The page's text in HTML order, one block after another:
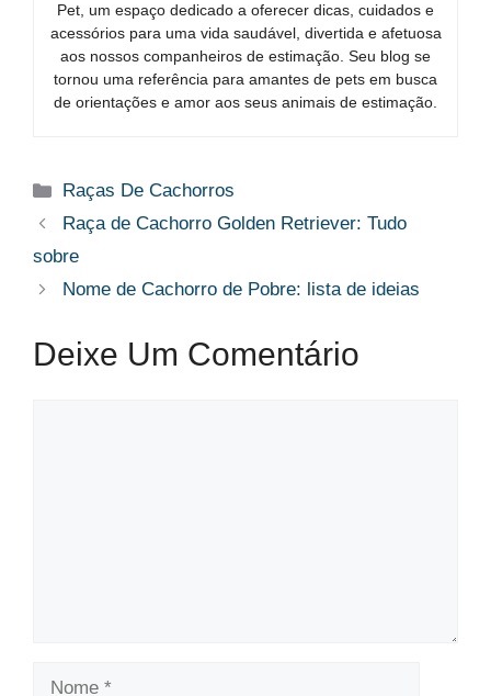
Pet, um espaço dedicado a oferecer dicas, cuidados e
acessórios para uma vida saudável, divertida e afetuosa
aos nossos companheiros de estimação. Seu blog se
tornou uma referência para amantes de pets em busca
de orientações e amor aos seus animais de estimação.
Categorias
Raças De Cachorros
Raça de Cachorro Golden Retriever: Tudo
sobre
Nome de Cachorro de Pobre: lista de ideias
Deixe Um Comentário